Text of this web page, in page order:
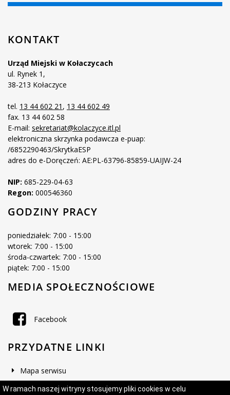
W ramach naszej witryny stosujemy pliki cookies w celu
KONTAKT
Urząd Miejski w Kołaczycach
ul. Rynek 1,
38-213 Kołaczyce
tel. 13 44 602 21 , 13 44 602 49
fax. 13 44 602 58
E-mail: sekretariat@kolaczyce.itl.pl
elektroniczna skrzynka podawcza e-puap:
/6852290463/SkrytkaESP
adres do e-Doręczeń: AE:PL-63796-85859-UAIJW-24
NIP: 685-229-04-63
Regon: 000546360
GODZINY PRACY
poniedziałek: 7:00 - 15:00
wtorek: 7:00 - 15:00
środa-czwartek: 7:00 - 15:00
piątek: 7:00 - 15:00
MEDIA SPOŁECZNOŚCIOWE
Facebook
PRZYDATNE LINKI
Mapa serwisu
Deklaracja dostępności